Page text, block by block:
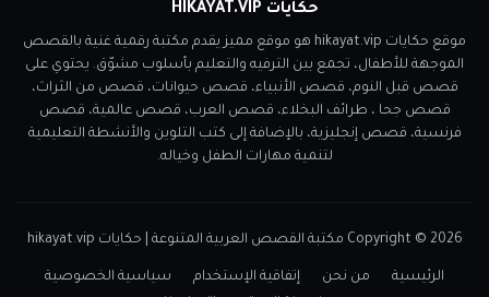
حكايات HIKAYAT.VIP
موقع حكايات hikayat.vip هو موقع مميز يقدم مكتبة رقمية غنية بالقصص
الموجهة للأطفال، تجمع بين الترفيه والتعليم بأسلوب مشوّق. يحتوي على
قصص قبل النوم، قصص الأنبياء، قصص حيوانات، قصص من الثراث،
قصص جحا ، طرائف البخلاء، قصص العرب، قصص عالمية، قصص
فرنسية، قصص إنجليزية، بالإضافة إلى كتب التلوين والأنشطة التعليمية
لتنمية مهارات الطفل وخياله.
Copyright © 2026 مكتبة القصص العربية المتنوعة | حكايات hikayat.vip
الرئيسية من نحن إتفاقية الإستخدام
سياسية الخصوصية